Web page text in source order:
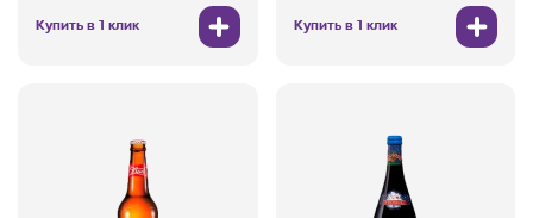
Купить в 1 клик Купить в 1 клик